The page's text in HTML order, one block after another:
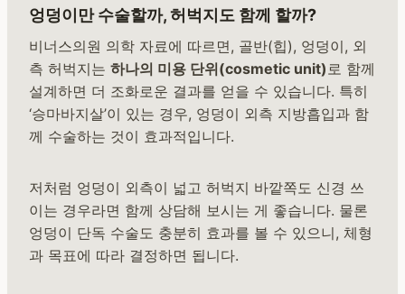
엉덩이만 수술할까, 허벅지도 함께 할까?
비너스의원 의학 자료에 따르면, 골반(힙), 엉덩이, 외
측 허벅지는 하나의 미용 단위(cosmetic unit) 로 함께
설계하면 더 조화로운 결과를 얻을 수 있습니다. 특히
‘승마바지살’이 있는 경우, 엉덩이 외측 지방흡입과 함
께 수술하는 것이 효과적입니다.
저처럼 엉덩이 외측이 넓고 허벅지 바깥쪽도 신경 쓰
이는 경우라면 함께 상담해 보시는 게 좋습니다. 물론
엉덩이 단독 수술도 충분히 효과를 볼 수 있으니, 체형
과 목표에 따라 결정하면 됩니다.